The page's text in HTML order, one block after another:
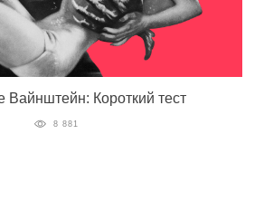
Вайнштейн: Короткий тест
8 881